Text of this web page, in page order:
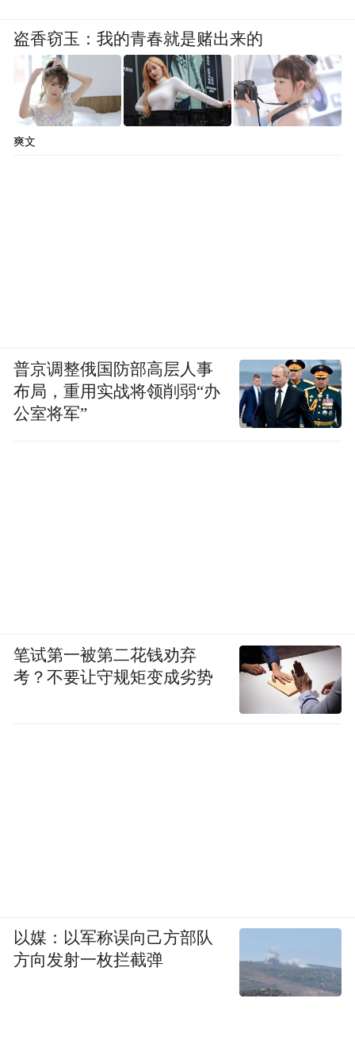
盗香窃玉：我的青春就是赌出来的
爽文
普京调整俄国防部高层人事
布局，重用实战将领削弱“办
公室将军”
笔试第一被第二花钱劝弃
考？不要让守规矩变成劣势
以媒：以军称误向己方部队
方向发射一枚拦截弹